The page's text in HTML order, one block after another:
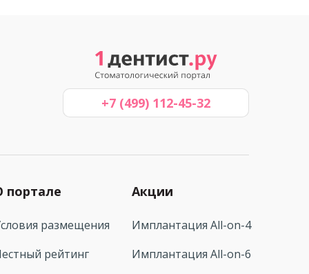
+7 (499) 112-45-32
портале
размещения
рейтинг
Акции
Имплантация All-on-4
Имплантация All-on-6